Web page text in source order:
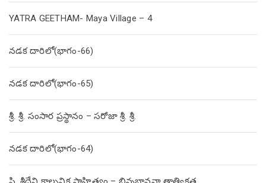
YATRA GEETHAM- Maya Village – 4
నడక దారిలో(భాగం-66)
నడక దారిలో(భాగం-65)
శ్రీ. శ్రీ. సంసార ప్రస్థానం – సరోజా శ్రీ. శ్రీ.
నడక దారిలో(భాగం-64)